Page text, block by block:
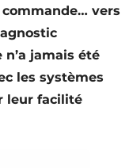
vers
jamais été
les systèmes
leur facilité